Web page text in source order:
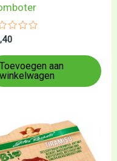
Toevoegen aan
winkelwagen